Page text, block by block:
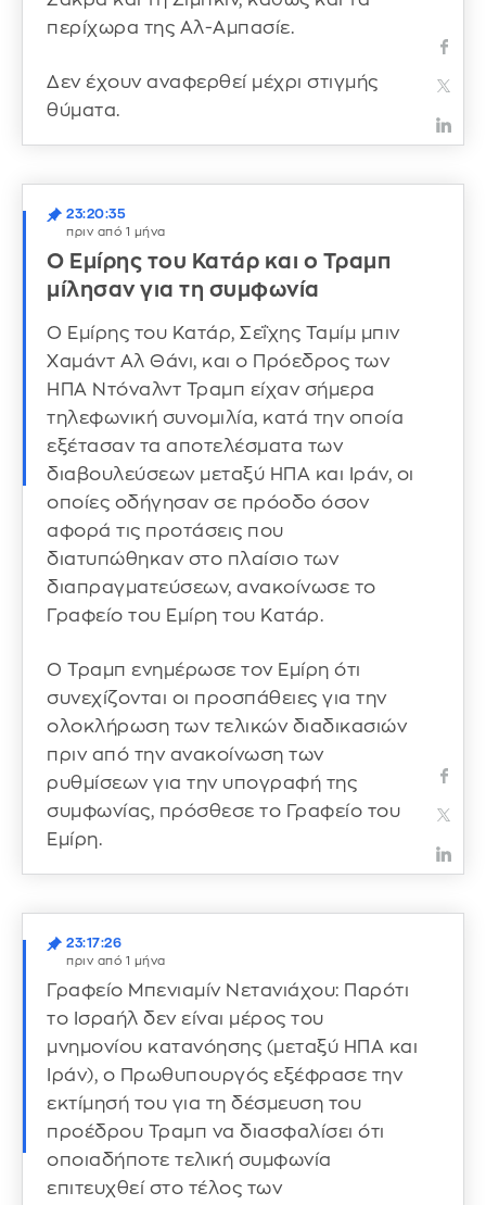
περίχωρα της Αλ-Αμπασίε.
Δεν έχουν αναφερθεί μέχρι στιγμής
θύματα.
23:20:35
πριν από 1 μήνα
Ο Εμίρης του Κατάρ και ο Τραμπ
μίλησαν για τη συμφωνία
Ο Εμίρης του Κατάρ, Σεΐχης Ταμίμ μπιν
Χαμάντ Αλ Θάνι, και ο Πρόεδρος των
ΗΠΑ Ντόναλντ Τραμπ είχαν σήμερα
τηλεφωνική συνομιλία, κατά την οποία
εξέτασαν τα αποτελέσματα των
διαβουλεύσεων μεταξύ ΗΠΑ και Ιράν, οι
οποίες οδήγησαν σε πρόοδο όσον
αφορά τις προτάσεις που
διατυπώθηκαν στο πλαίσιο των
διαπραγματεύσεων, ανακοίνωσε το
Γραφείο του Εμίρη του Κατάρ.
Ο Τραμπ ενημέρωσε τον Εμίρη ότι
συνεχίζονται οι προσπάθειες για την
ολοκλήρωση των τελικών διαδικασιών
πριν από την ανακοίνωση των
ρυθμίσεων για την υπογραφή της
συμφωνίας, πρόσθεσε το Γραφείο του
Εμίρη.
23:17:26
πριν από 1 μήνα
Γραφείο Μπενιαμίν Νετανιάχου: Παρότι
το Ισραήλ δεν είναι μέρος του
μνημονίου κατανόησης (μεταξύ ΗΠΑ και
Ιράν), ο Πρωθυπουργός εξέφρασε την
εκτίμησή του για τη δέσμευση του
προέδρου Τραμπ να διασφαλίσει ότι
οποιαδήποτε τελική συμφωνία
επιτευχθεί στο τέλος των